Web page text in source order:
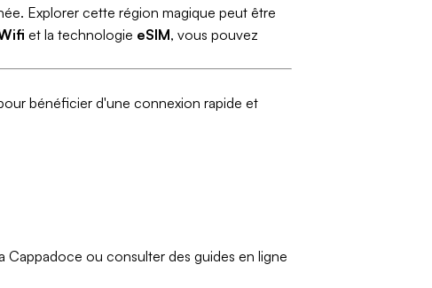
Explorer cette région magique peut être
et la technologie eSIM, vous pouvez
bénéficier d'une connexion rapide et
Cappadoce ou consulter des guides en ligne